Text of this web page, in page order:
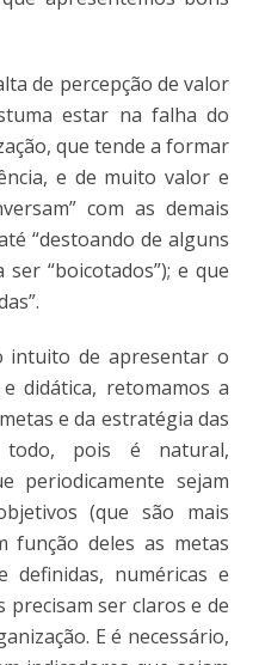
de percepção de valor
estar na falha do
que tende a formar
e de muito valor e
com as demais
“destoando de alguns
“boicotados”); e que
intuito de apresentar o
didática, retomamos a
e da estratégia das
todo, pois é natural,
periodicamente sejam
(que são mais
função deles as metas
definidas, numéricas e
precisam ser claros e de
E é necessário,